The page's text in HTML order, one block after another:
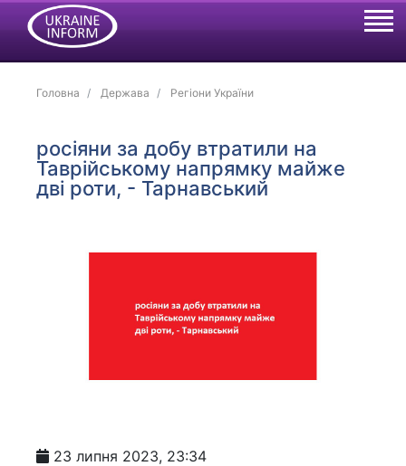
Головна Держава Регіони України
росіяни за добу втратили на
Таврійському напрямку майже
дві роти, - Тарнавський
23 липня 2023, 23:34